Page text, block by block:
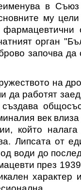
в Съюз
му
орган
започва да
на
да работят
век
който
Липсата от
води до
през
характер